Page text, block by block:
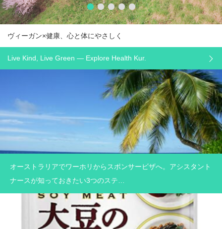
For animals
感性のある動物のために
オーストラリアでワーホリからスポンサービザへ。アシスタント
ナースが知っておきたい3つのステ…